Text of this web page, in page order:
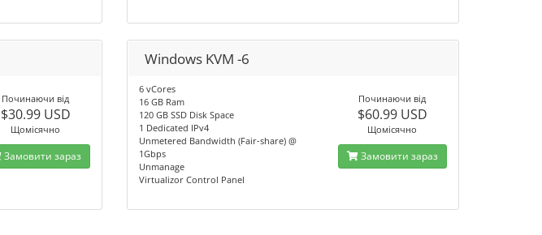
Починаючи від
$30.99 USD
Щомісячно
Замовити зараз
Windows KVM -6
6 vCores
16 GB Ram
120 GB SSD Disk Space
1 Dedicated IPv4
Unmetered Bandwidth (Fair-share) @
1Gbps
Unmanage
Virtualizor Control Panel
Починаючи від
$60.99 USD
Щомісячно
Замовити зараз